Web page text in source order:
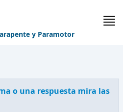
y Paramotor
o una respuesta mira las